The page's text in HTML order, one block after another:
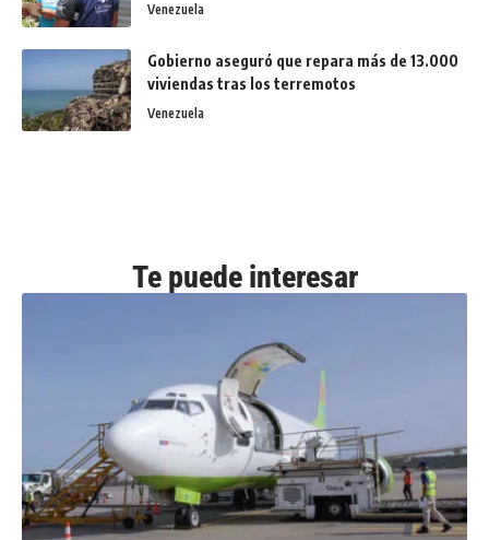
Venezuela
Gobierno aseguró que repara más de 13.000
viviendas tras los terremotos
Venezuela
Te puede interesar